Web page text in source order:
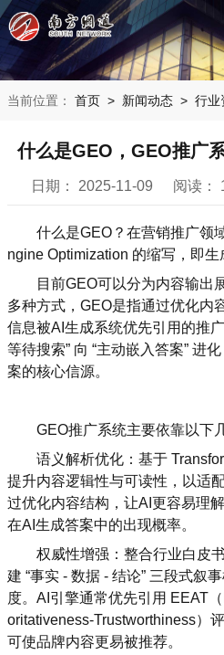
当前位置： 首页 > 新闻动态 > 行业
什么是GEO，GEO推广
日期： 2025-11-09 阅读：
什么是GEO？在营销推广领
ngine Optimization 的缩写，即生
目前GEO可以分为内容输出
多种方式，GEO是指通过优化内
信息被AI生成系统优先引用的推
等待搜索” 向 “主动嵌入答案” 进
案的核心信源。
GEO推广系统主要依靠以下
语义解析优化：基于
提升内容逻辑性与可读性，以适
过优化内容结构，让AI更容易理
在AI生成答案中的出现概率。
权威性增强：整合行业白皮
建 “事实 - 数据 - 结论” 三段式叙
度。AI引擎通常优先引用 EEAT
oritativeness-Trustworthiness）
可使品牌内容更易被推荐。